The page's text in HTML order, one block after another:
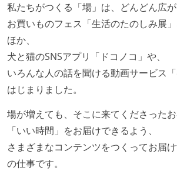
私たちがつくる「場」は、どんどん広が
お買いものフェス「生活のたのしみ展
ほか、
犬と猫のSNSアプリ「ドコノコ」や、
いろんな人の話を聞ける動画サービス
はじまりました。
場が増えても、そこに来てくださった
「いい時間」をお届けできるよう、
さまざまなコンテンツをつくってお届
の仕事です。